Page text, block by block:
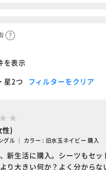
を表示
星2つ フィルターをクリア
性)
グル ｜ カラー : 旧水玉ネイビー 購入
新生活に購入。シーツもセ
り大きい何か？よく分からな